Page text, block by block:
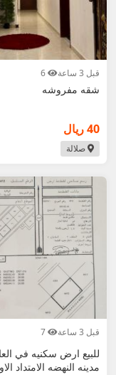
قبل 3 ساعة
شقه مفروشه
40 ريال
صلالة
قبل 3 ساعة
للبيع ارض سكنيه في
مدينه النهضه الامتداد